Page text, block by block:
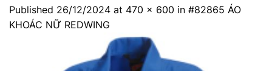
Published 26/12/2024 at 470 × 600 in #82865 ÁO
KHOÁC NỮ REDWING